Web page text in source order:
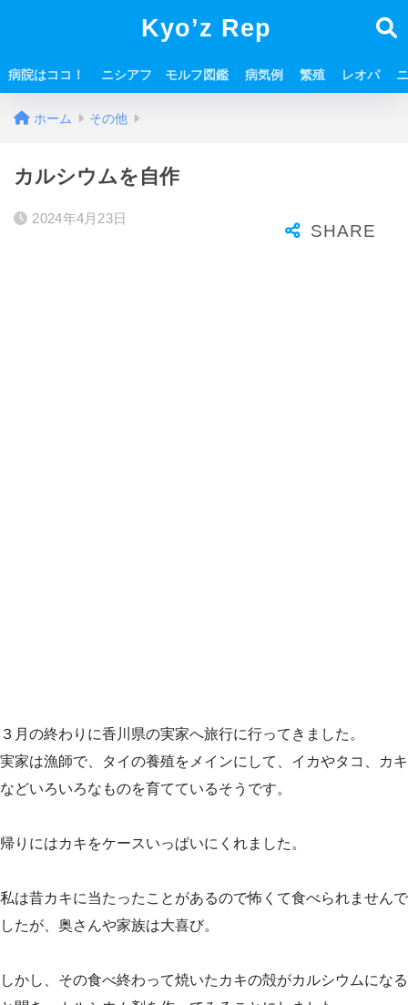
Kyo’z Rep
病院はココ！ ニシアフ モルフ図鑑 病気例 繁殖 レオパ
ホーム その他
カルシウムを自作
2024年4月23日
３月の終わりに香川県の実家へ旅行に行ってきました。
実家は漁師で、タイの養殖をメインにして、イカやタコ、カキ
などいろいろなものを育てているそうです。
帰りにはカキをケースいっぱいにくれました。
私は昔カキに当たったことがあるので怖くて食べられませんで
したが、奥さんや家族は大喜び。
しかし、その食べ終わって焼いたカキの殻がカルシウムになる